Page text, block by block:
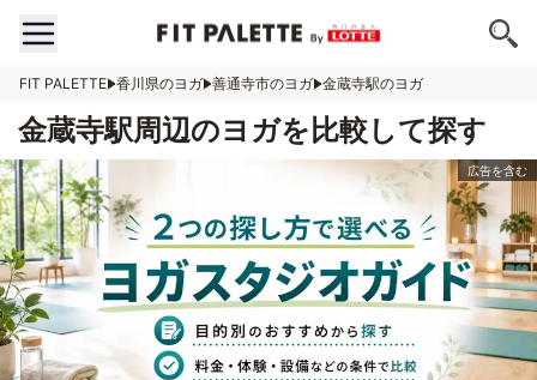
FIT PALETTE 香川県のヨガ 善通寺市のヨガ 金蔵寺駅のヨガ
金蔵寺駅周辺のヨガを比較して探す